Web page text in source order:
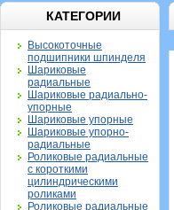
КАТЕГОРИИ
Высокоточные
подшипники шпинделя
Шариковые
радиальные
Шариковые радиально-
упорные
Шариковые упорные
Шариковые упорно-
радиальные
Роликовые радиальные
с короткими
цилиндрическими
роликами
Роликовые радиальные